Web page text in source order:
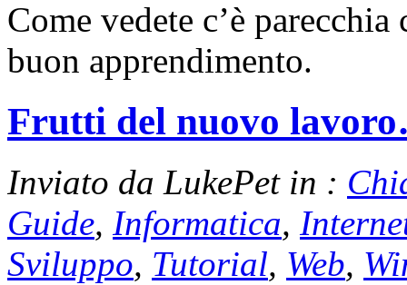
Come vedete c’è
buon apprendimento.
Frutti del nuovo
Inviato da LukePet in :
Guide, Informatica,
Sviluppo, Tutorial, Web,